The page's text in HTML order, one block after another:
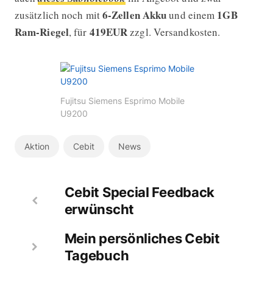
zusätzlich noch mit6-Zellen Akkuund einem 1GB
Ram-Riegel, für 419EUR zzgl. Versandkosten.
Fujitsu Siemens Esprimo Mobile
U9200
Aktion Cebit News
Cebit Special Feedback
erwünscht
Mein persönliches Cebit
Tagebuch